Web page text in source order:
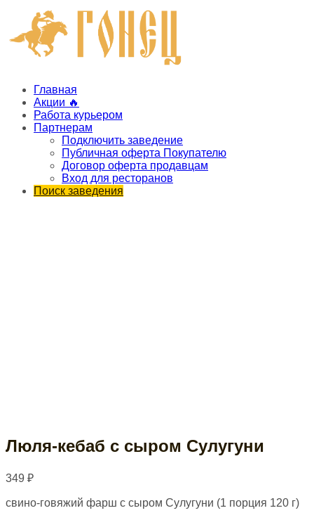
Главная
Акции 🔥
Работа курьером
Партнерам
Подключить заведение
Публичная оферта Покупателю
Договор оферта продавцам
Вход для ресторанов
Поиск заведения
Люля-кебаб с сыром Сулугуни
349 ₽
свино-говяжий фарш с сыром Сулугуни (1 порция 120 г)